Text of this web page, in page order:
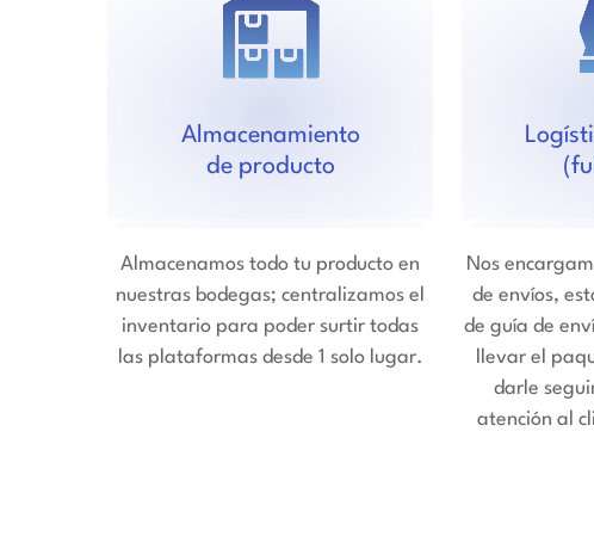
Almacenamiento
de producto
Almacenamos todo tu producto en
nuestras bodegas; centralizamos el
inventario para poder surtir todas
las plataformas desde 1 solo lugar.
Nos
de envíos,
de guía de
llevar el
darle
atención al